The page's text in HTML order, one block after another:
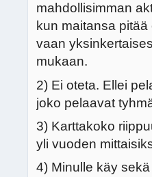
mahdollisimman
kun maitansa
vaan
mukaan.
2) Ei oteta. Ellei
joko pelaavat
3) Karttakoko
yli vuoden
4) Minulle käy